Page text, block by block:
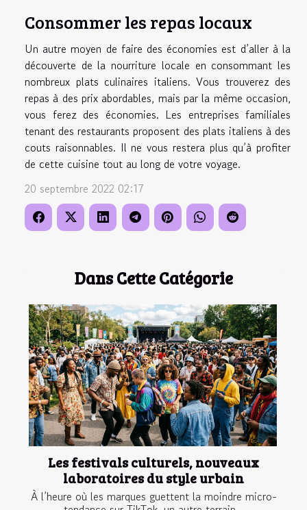
Dans Cette Catégorie
Les festivals culturels, nouveaux
laboratoires du style urbain
À l’heure où les marques guettent la moindre micro-
Consommer les repas locaux
Un autre moyen de faire des économies est d’aller à la
découverte de la nourriture locale en consommant les
nombreux plats culinaires italiens. Vous trouverez des
repas à des prix abordables, mais par la même occasion,
vous ferez des économies. Les entreprises familiales
tenant des restaurants proposent des plats italiens à des
couts raisonnables. Il ne vous restera plus qu’à profiter
de cette cuisine tout au long de votre voyage.
20 septembre 2022 02:17